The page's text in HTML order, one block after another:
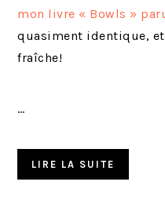
mon livre « Bowls »
quasiment identique,
fraîche!
…
LIRE LA SUITE